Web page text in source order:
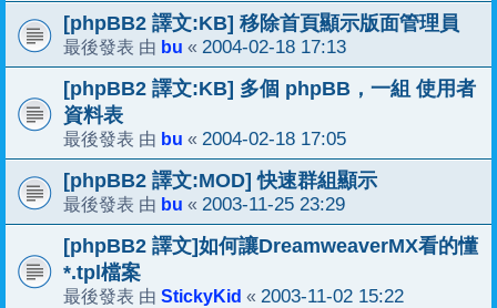
[phpBB2 譯文:KB] 移除首頁顯示版面管理員
最後發表 由 bu « 2004-02-18 17:13
[phpBB2 譯文:KB] 多個 phpBB，一組 使用者
資料表
最後發表 由 bu « 2004-02-18 17:05
[phpBB2 譯文:MOD] 快速群組顯示
最後發表 由 bu « 2003-11-25 23:29
[phpBB2 譯文]如何讓DreamweaverMX看的懂
*.tpl檔案
最後發表 由 StickyKid « 2003-11-02 15:22